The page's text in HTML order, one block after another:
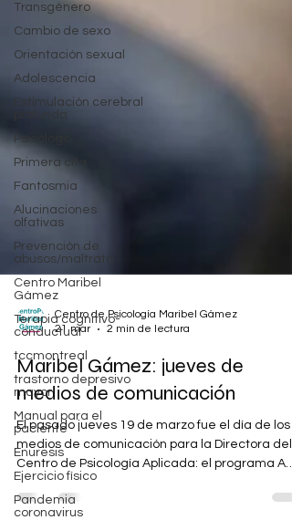
Transgénero
Cambio de sexo
Orientación sexual
Adolescencia
Estimulación cerebral
profunda
Psicólogo
Primera cita
Fantosmia
Alucinaciones
olfativas
Prevención de
abusos/maltrato
Centro Maribel
Gámez
Terapia cognitivo-
conductual
tccmontreal
trastorno depresivo
mayor
Manual para el
paciente
Enuresis
Ejercicio físico
Pandemia
coronavirus
21 mar
2 min de lectura
Maribel Gámez: jueves de
medios de comunicación
El pasado jueves 19 de marzo fue el día de los
medios de comunicación para la Directora del
Centro de Psicología Aplicada: el programa A
golpe de timbre de Radio El Candil de Leganés